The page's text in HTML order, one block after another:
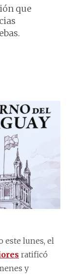
que
este lunes, el
ratificó
y